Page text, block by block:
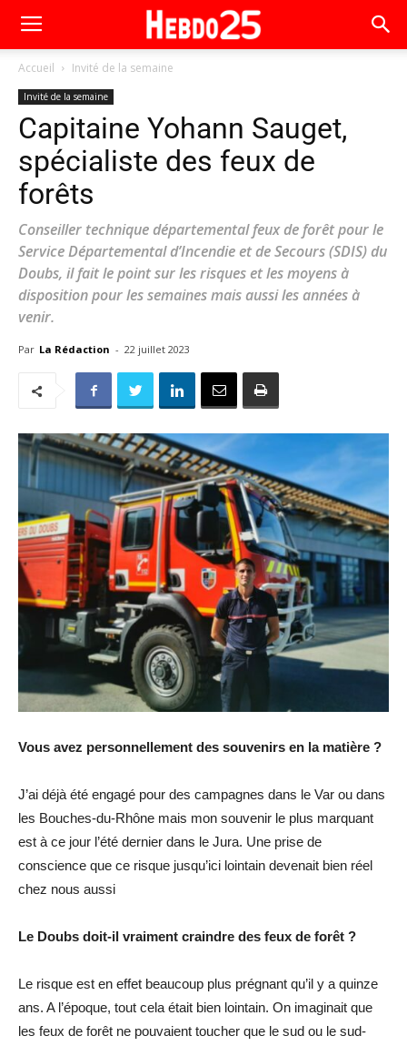
Accueil Invité de la semaine
Invité de la semaine
Capitaine Yohann Sauget,
spécialiste des feux de
forêts
Conseiller technique départemental feux de forêt pour le
Service Départemental d’Incendie et de Secours (SDIS) du
Doubs, il fait le point sur les risques et les moyens à
disposition pour les semaines mais aussi les années à
venir.
Par La Rédaction - 22 juillet 2023
Vous avez personnellement des souvenirs en la matière ?
J’ai déjà été engagé pour des campagnes dans le Var ou dans
les Bouches-du-Rhône mais mon souvenir le plus marquant
est à ce jour l’été dernier dans le Jura. Une prise de
conscience que ce risque jusqu’ici lointain devenait bien réel
chez nous aussi
Le Doubs doit-il vraiment craindre des feux de forêt ?
Le risque est en effet beaucoup plus prégnant qu’il y a quinze
ans. A l’époque, tout cela était bien lointain. On imaginait que
les feux de forêt ne pouvaient toucher que le sud ou le sud-